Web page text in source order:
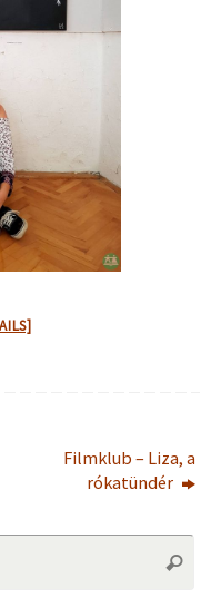
Filmklub – Liza, a
rókatündér